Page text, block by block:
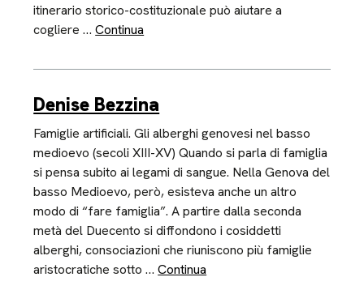
itinerario storico-costituzionale può aiutare a
cogliere …Continua
Denise Bezzina
Famiglie artificiali. Gli alberghi genovesi nel basso
medioevo (secoli XIII-XV) Quando si parla di famiglia
si pensa subito ai legami di sangue. Nella Genova del
basso Medioevo, però, esisteva anche un altro
modo di “fare famiglia”. A partire dalla seconda
metà del Duecento si diffondono i cosiddetti
alberghi, consociazioni che riuniscono più famiglie
aristocratiche sotto …Continua